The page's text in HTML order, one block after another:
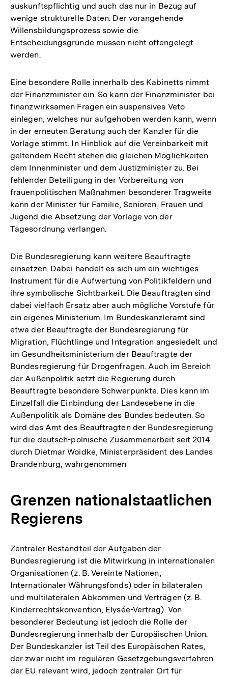
auskunftspflichtig und auch das nur in Bezug auf
wenige strukturelle Daten. Der vorangehende
Willensbildungsprozess sowie die
Entscheidungsgründe müssen nicht offengelegt
werden.
Eine besondere Rolle innerhalb des Kabinetts nimmt
der Finanzminister ein. So kann der Finanzminister bei
finanzwirksamen Fragen ein suspensives Veto
einlegen, welches nur aufgehoben werden kann, wenn
in der erneuten Beratung auch der Kanzler für die
Vorlage stimmt. In Hinblick auf die Vereinbarkeit mit
geltendem Recht stehen die gleichen Möglichkeiten
dem Innenminister und dem Justizminister zu. Bei
fehlender Beteiligung in der Vorbereitung von
frauenpolitischen Maßnahmen besonderer Tragweite
kann der Minister für Familie, Senioren, Frauen und
Jugend die Absetzung der Vorlage von der
Tagesordnung verlangen.
Die Bundesregierung kann weitere Beauftragte
einsetzen. Dabei handelt es sich um ein wichtiges
Instrument für die Aufwertung von Politikfeldern und
ihre symbolische Sichtbarkeit. Die Beauftragten sind
dabei vielfach Ersatz aber auch mögliche Vorstufe für
ein eigenes Ministerium. Im Bundeskanzleramt sind
etwa der Beauftragte der Bundesregierung für
Migration, Flüchtlinge und Integration angesiedelt und
im Gesundheitsministerium der Beauftragte der
Bundesregierung für Drogenfragen. Auch im Bereich
der Außenpolitik setzt die Regierung durch
Beauftragte besondere Schwerpunkte. Dies kann im
Einzelfall die Einbindung der Landesebene in die
Außenpolitik als Domäne des Bundes bedeuten. So
wird das Amt des Beauftragten der Bundesregierung
für die deutsch-polnische Zusammenarbeit seit 2014
durch Dietmar Woidke, Ministerpräsident des Landes
Brandenburg, wahrgenommen
Grenzen nationalstaatlichen
Regierens
Zentraler Bestandteil der Aufgaben der
Bundesregierung ist die Mitwirkung in internationalen
Organisationen (z. B. Vereinte Nationen,
Internationaler Währungsfonds) oder in bilateralen
und multilateralen Abkommen und Verträgen (z. B.
Kinderrechtskonvention, Elysée-Vertrag). Von
besonderer Bedeutung ist jedoch die Rolle der
Bundesregierung innerhalb der Europäischen Union.
Der Bundeskanzler ist Teil des Europäischen Rates,
der zwar nicht im regulären Gesetzgebungsverfahren
der EU relevant wird, jedoch zentraler Ort für